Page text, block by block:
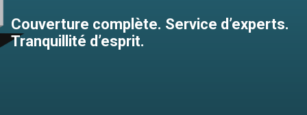
Couverture complète. Service d’experts.
Tranquillité d’esprit.